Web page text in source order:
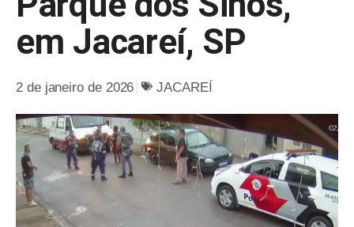
em Jacareí, SP
2 de janeiro de 2026 JACAREÍ